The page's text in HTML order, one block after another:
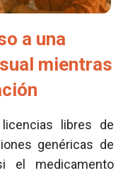
a una
mientras
libres de
genéricas de
el medicamento